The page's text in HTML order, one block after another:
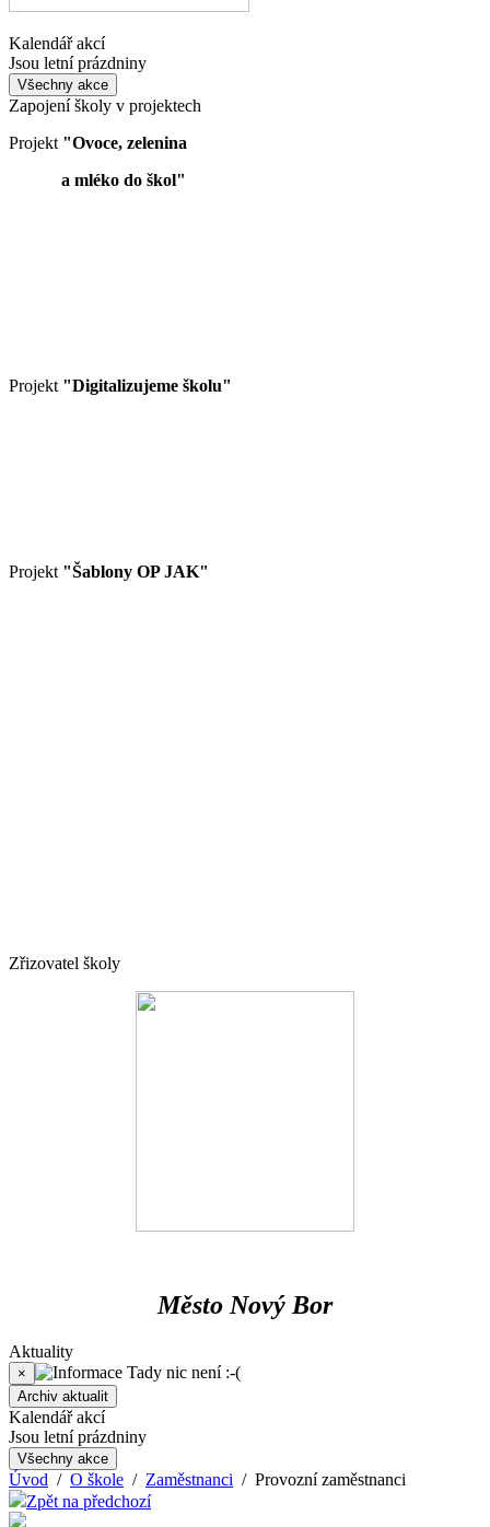
Kalendář akcí
Jsou letní prázdniny
Všechny akce
Zapojení školy v projektech
Projekt "Ovoce, zelenina
a mléko do škol"
Projekt "Digitalizujeme školu"
Projekt "Šablony OP JAK"
Zřizovatel školy
Město Nový Bor
Aktuality
× Tady nic není :-(
Archiv aktualit
Kalendář akcí
Jsou letní prázdniny
Všechny akce
Úvod / O škole / Zaměstnanci / Provozní zaměstnanci
Zpět na předchozí